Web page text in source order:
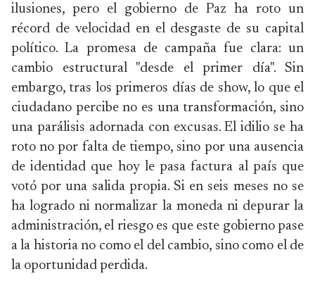
ilusiones, pero el gobierno de Paz ha roto un
récord de velocidad en el desgaste de su capital
político. La promesa de campaña fue clara: un
cambio estructural "desde el primer día". Sin
embargo, tras los primeros días de show, lo que el
ciudadano percibe no es una transformación, sino
una parálisis adornada con excusas. El idilio se ha
roto no por falta de tiempo, sino por una ausencia
de identidad que hoy le pasa factura al país que
votó por una salida propia. Si en seis meses no se
ha logrado ni normalizar la moneda ni depurar la
administración, el riesgo es que este gobierno pase
a la historia no como el del cambio, sino como el de
la oportunidad perdida.